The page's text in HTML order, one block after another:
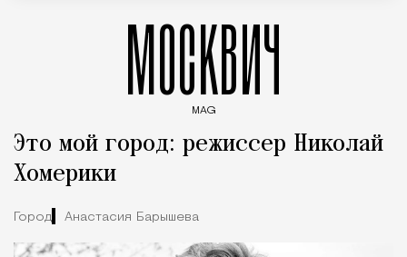
МОСКВИЧ
MAG
Это мой город: режиссер Николай
Хомерики
Город Анастасия Барышева